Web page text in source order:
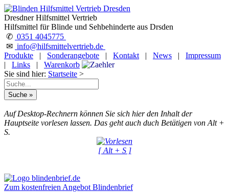
Dresdner Hilfsmittel Vertrieb
Hilfsmittel für Blinde und Sehbehinderte aus Drsden
✆ 0351 4045775
✉ info@hilfsmittelvertrieb.de
Produkte
| Sonderangebote | Kontakt | News |
Impressum
|
Links |
Warenkorb
Sie sind hier: Startseite >
Auf Desktop-Rechnern können Sie sich hier den Inhalt der
Hauptseite vorlesen lassen. Das geht auch duch Betätigen von Alt +
S.
[ Alt + S ]
Zum kostenfreien Angebot Blindenbrief